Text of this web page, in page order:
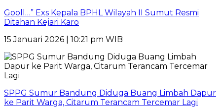
Gooll…” Exs Kepala BPHL Wilayah II Sumut Resmi
Ditahan Kejari Karo
15 Januari 2026 | 10:21 pm WIB
SPPG Sumur Bandung Diduga Buang Limbah Dapur
ke Parit Warga, Citarum Terancam Tercemar Lagi